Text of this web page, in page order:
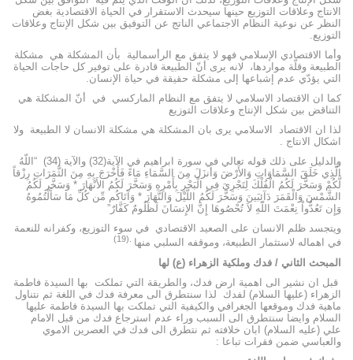
الانتاج وعلاقات التوزيع حينها سيحدث الاستقرار في الحياة الاقتصادية بغض
النظر عن نوعية النظام الاجتماعي الناتج عن التوفيق بين شكل الإنتاج وعلاقات
التوزيع.
وأما الاقتصادي الإسلامي فهو لا يتفق مع الرأسمالية بأن المشكلة هي مشكلة
الطبيعة وقلّة مواردها، لانه يرى أنّ الطبيعة قادرة على توفير كل حاجات الحياة
التي يؤدّي عدم إشباعها إلى مشكلة حقيقة في حياة الإنسان.
كما ان الاقتصاد الاسلامي لا يتفق مع النظام الماركسي في أنّ المشكلة هي
التناقض بين شكل الإنتاج وعلاقات التوزيع
لذا ان الاقتصاد الاسلامي يرى بان المشكلة هي مشكلة الانسان لا الطبيعة ولا
اشكال الانتاج .
والدليل على ذلك قوله تعالي في سورة ابراهيم في الآية(32) والآية (34) “اللّهُ
الَّذِي خَلَقَ السَّمَاوَاتِ وَالأَرْضَ وَأَنزَلَ مِنَ السَّمَاءِ مَاءً فَأَخْرَجَ بِهِ مِنَ الثَّمَرَاتِ رِزْقاً
لَّكُمْ وَسَخَّرَ لَكُمُ الْفُلْكَ لِتَجْرِيَ فِي الْبَحْرِ بِأَمْرِهِ وَسَخَّرَ لَكُمُ الأَنْهَارَ * وَسَخَّر لَكُمُ
الشَّمْسَ وَالْقَمَرَ دَآئِبَينَ وَسَخَّرَ لَكُمُ اللَّيْلَ وَالنَّهَارَ * وَآتَاكُم مِّن كُلِّ مَا سَأَلْتُمُوهُ
وَإِن تَعُدُّواْ نِعْمَتَ اللّهِ لاَ تُحْصُوهَا إِنَّ الإِنسَانَ لَظَلُومٌ كَفَّارٌ”
ويتجسد ظلم الانسان على الصعيد الاقتصادي في سوء التوزيع، وكفرانه للنعمة
في اهماله لاستثمار الطبيعة، وموقفه السلبي منها .(19)
المبحث الثاني / فدك وملكية الزهراء (ع) لها
قبل ان نشير الى اهمية ارض فدك، والطريقة التي تملكت بها السيدة فاطمة
الزهراء (عليها السلام) لفدك لذا سنتطرق الى معرفة فدك في اللغة ثم نتناول
ماهية فدك وموقعها الجغرافي والكيفية التي تملكت بها السيدة فاطمة عليها
السلام وايضا سنتطرق الى السبب وراء عدم استرجاع فدك من قبل الامام
علي (عليه السلام) ابان خلافته ثم نتطرق الى فدك في العصرين الاموي
والعباسي ضمن فقرات تباعا :